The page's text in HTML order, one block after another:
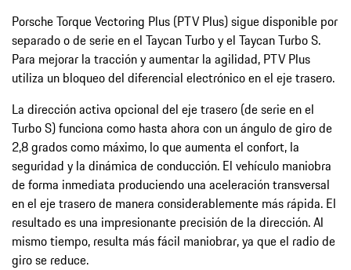
Porsche Torque Vectoring Plus (PTV Plus) sigue disponible por
separado o de serie en el Taycan Turbo y el Taycan Turbo S.
Para mejorar la tracción y aumentar la agilidad, PTV Plus
utiliza un bloqueo del diferencial electrónico en el eje trasero.
La dirección activa opcional del eje trasero (de serie en el
Turbo S) funciona como hasta ahora con un ángulo de giro de
2,8 grados como máximo, lo que aumenta el confort, la
seguridad y la dinámica de conducción. El vehículo maniobra
de forma inmediata produciendo una aceleración transversal
en el eje trasero de manera considerablemente más rápida. El
resultado es una impresionante precisión de la dirección. Al
mismo tiempo, resulta más fácil maniobrar, ya que el radio de
giro se reduce.